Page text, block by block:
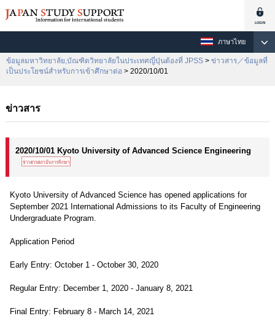
ภาษาไทย
ข้อมูลมหาวิทยาลัย,บัณฑิตวิทยาลัยในประเทศญี่ปุ่นต้องที่ JPSS > ข่าวสาร／ข้อมูลที่
เป็นประโยชน์สำหรับการเข้าศึกษาต่อ > 2020/10/01
ข่าวสาร
2020/10/01 Kyoto University of Advanced Science Engineering
Kyoto University of Advanced Science has opened applications for
September 2021 International Admissions to its Faculty of Engineering
Undergraduate Program.
Application Period
Early Entry: October 1 - October 30, 2020
Regular Entry: December 1, 2020 - January 8, 2021
Final Entry: February 8 - March 14, 2021